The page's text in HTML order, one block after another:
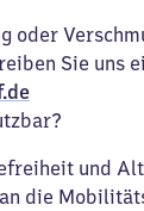
oder
Sie uns
und
die